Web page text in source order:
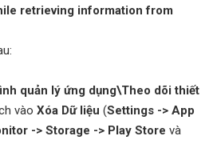
retrieving information from
quản lý ứng dụng\Theo dõi thiết
vào Xóa Dữ liệu (Settings -> App
-> Storage -> Play Store và